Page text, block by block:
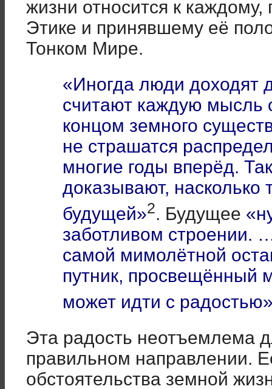
жизни относится к
Этике и принявшему её
Тонком Мире.
«Иногда люди доходят
считают каждую мысль
концом земного
не страшатся
многие годы вперёд.
доказывают,
будущей»2. Будущее
заботливом строении.
самой мимолётной
путник, просвещённый
может идти с
Эта радость неотъемлема
правильном направлении.
обстоятельства земной